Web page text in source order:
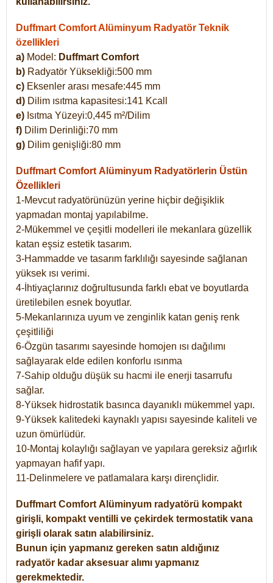
Duffmart Comfort Alüminyum Radyatör Teknik
özellikleri
a) Model: Duffmart Comfort
b) Radyatör Yüksekliği:500 mm
c) Eksenler arası mesafe:445 mm
d) Dilim ısıtma kapasitesi:141 Kcall
e) Isıtma Yüzeyi:0,445 m²/Dilim
f) Dilim Derinliği:70 mm
g) Dilim genişliği:80 mm
Duffmart Comfort Alüminyum Radyatörlerin Üstün
Özellikleri
1-Mevcut radyatörünüzün yerine hiçbir değişiklik
yapmadan montaj yapılabilme.
2-Mükemmel ve çeşitli modelleri ile mekanlara güzellik
katan eşsiz estetik tasarım.
3-Hammadde ve tasarım farklılığı sayesinde sağlanan
yüksek ısı verimi.
4-İhtiyaçlarınız doğrultusunda farklı ebat ve boyutlarda
üretilebilen esnek boyutlar.
5-Mekanlarınıza uyum ve zenginlik katan geniş renk
çeşitliliği
6-Özgün tasarımı sayesinde homojen ısı dağılımı
sağlayarak elde edilen konforlu ısınma
7-Sahip olduğu düşük su hacmi ile enerji tasarrufu
sağlar.
8-Yüksek hidrostatik basınca dayanıklı mükemmel yapı.
9-Yüksek kalitedeki kaynaklı yapısı sayesinde kaliteli ve
uzun ömürlüdür.
10-Montaj kolaylığı sağlayan ve yapılara gereksiz ağırlık
yapmayan hafif yapı.
11-Delinmelere ve patlamalara karşı dirençlidir.
Duffmart Comfort Alüminyum radyatörü kompakt
girişli, kompakt ventilli ve çekirdek termostatik vana
girişli olarak satın alabilirsiniz.
Bunun için yapmanız gereken satın aldığınız
radyatör kadar aksesuar alımı yapmanız
gerekmektedir.